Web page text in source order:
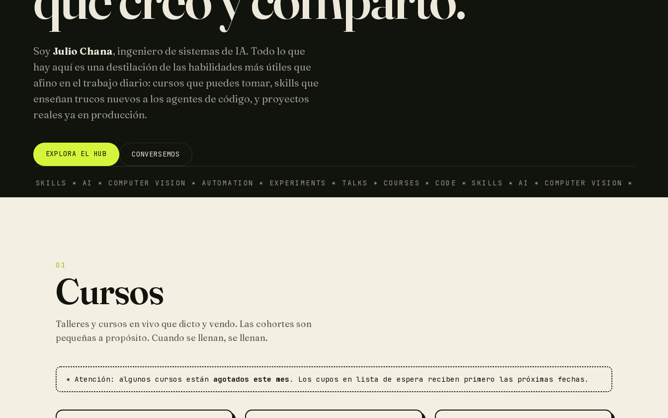
Soy Julio Chana, ingeniero de sistemas de IA. Todo lo que
hay aquí es una destilación de las habilidades más útiles que
afino en el trabajo diario: cursos que puedes tomar, skills que
enseñan trucos nuevos a los agentes de código, y proyectos
reales ya en producción.
EXPLORA EL HUB CONVERSEMOS
✶ SKILLS ✶ AI ✶ COMPUTER VISION ✶ AUTOMATION ✶ EXPERIMENTS ✶ TALKS ✶ COURSES ✶ CODE ✶ SKILLS ✶ AI ✶ COMPUTER VISION ✶
01
Cursos
Talleres y cursos en vivo que dicto y vendo. Las cohortes son
pequeñas a propósito. Cuando se llenan, se llenan.
✶ Atención: algunos cursos están agotados este mes . Los cupos en lista de espera reciben primero las próximas fechas.